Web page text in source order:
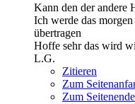
Kann den der andere
Ich werde das
übertragen
Hoffe sehr das wird
L.G.
Zitieren
Zum
Zum Seitenende